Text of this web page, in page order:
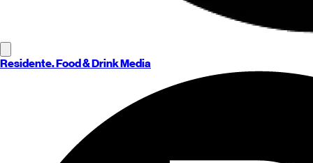
Residente. Food & Drink Media